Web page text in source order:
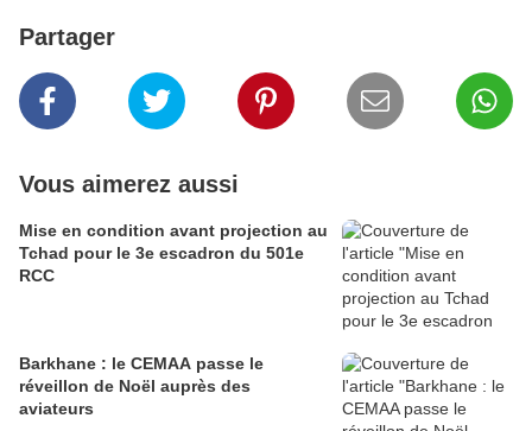
Partager
Vous aimerez aussi
Mise en condition avant projection au
Tchad pour le 3e escadron du 501e
RCC
Barkhane : le CEMAA passe le
réveillon de Noël auprès des
aviateurs